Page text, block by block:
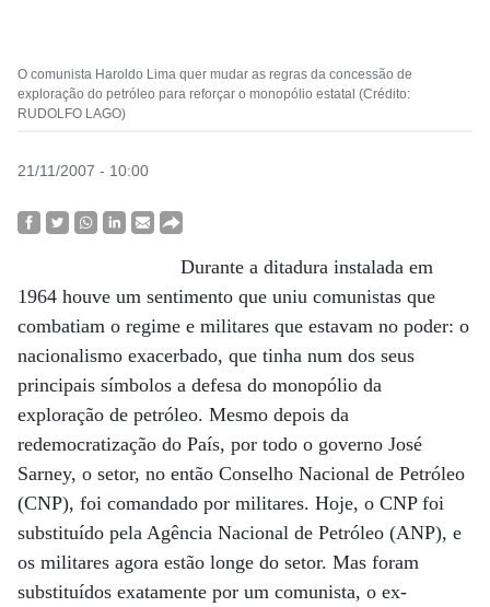
O comunista Haroldo Lima quer mudar as regras da concessão de
exploração do petróleo para reforçar o monopólio estatal (Crédito:
RUDOLFO LAGO)
21/11/2007 - 10:00
Durante a ditadura instalada em
1964 houve um sentimento que uniu comunistas que
combatiam o regime e militares que estavam no poder: o
nacionalismo exacerbado, que tinha num dos seus
principais símbolos a defesa do monopólio da
exploração de petróleo. Mesmo depois da
redemocratização do País, por todo o governo José
Sarney, o setor, no então Conselho Nacional de Petróleo
(CNP), foi comandado por militares. Hoje, o CNP foi
substituído pela Agência Nacional de Petróleo (ANP), e
os militares agora estão longe do setor. Mas foram
substituídos exatamente por um comunista, o ex-